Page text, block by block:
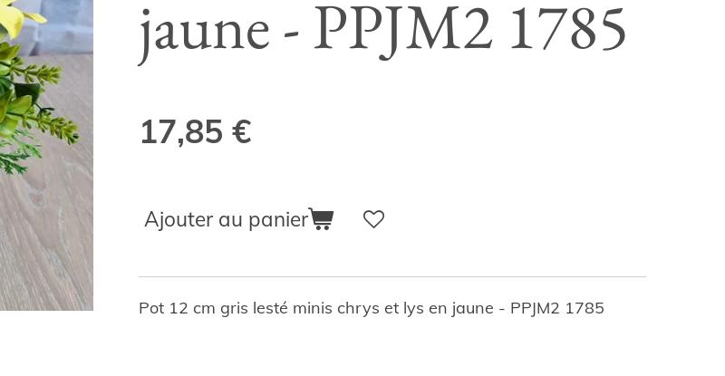
jaune - PPJM2 1785
17,85 €
Ajouter au panier
Pot 12 cm gris lesté minis chrys et lys en jaune - PPJM2 1785